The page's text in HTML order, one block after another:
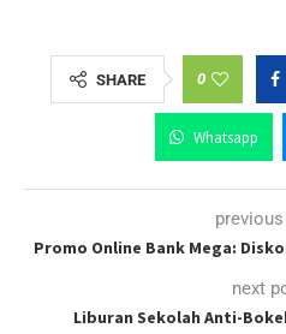
SHARE 0
Whatsapp
Promo Online Bank Mega:
next
Liburan Sekolah Anti-